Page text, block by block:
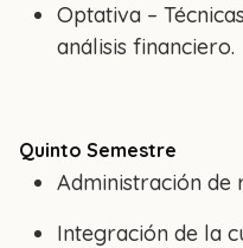
Optativa –
análisis financiero.
Quinto Semestre
Administración de
Integración de la